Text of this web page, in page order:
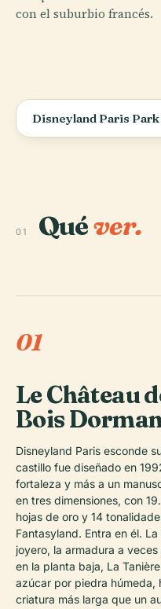
con el suburbio francés.
01 Quéver.
01
Le Château
Bois
Disneyland Paris esconde
castillo fue diseñado en
fortaleza y más a un
en tres dimensiones, con
hojas de oro y 14
Fantasyland. Entra en él.
joyero, la armadura a
en la planta baja, La
azúcar por piedra húmeda,
criatura más larga que un